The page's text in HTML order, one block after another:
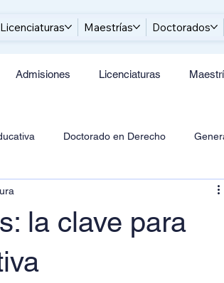
Admisiones Licenciaturas
Licenciaturas Maestrías Doctorados
Doctorado en Derecho
la clave para